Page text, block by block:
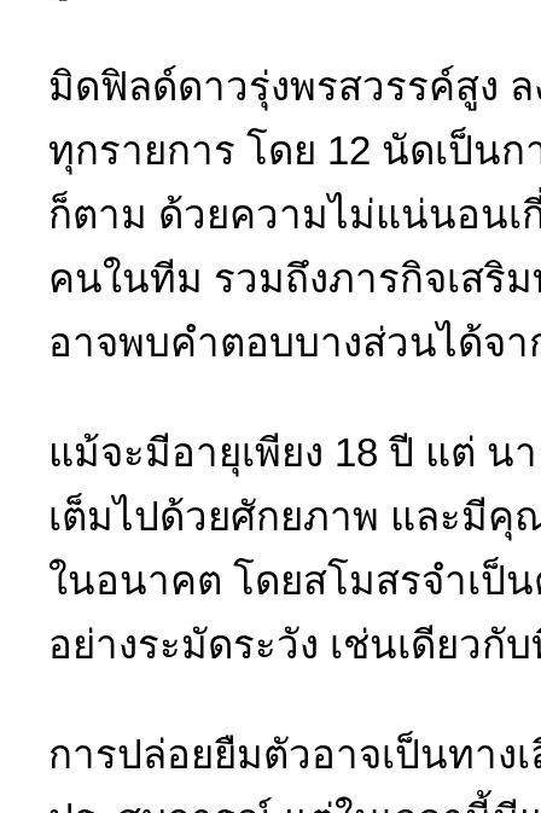
มิดฟิลด์ดาวรุ่งพรสวรรค์สูง
ทุกรายการ โดย 12 นัดเป็น
ก็ตาม ด้วยความไม่แน่นอนเ
คนในทีม รวมถึงภารกิจเสริ
อาจพบคำตอบบางส่วนได้จ
แม้จะมีอายุเพียง 18 ปี แต่ น
เต็มไปด้วยศักยภาพ และมี
ในอนาคต โดยสโมสรจำเป็
อย่างระมัดระวัง เช่นเดียวกั
การปล่อยยืมตัวอาจเป็นทาง